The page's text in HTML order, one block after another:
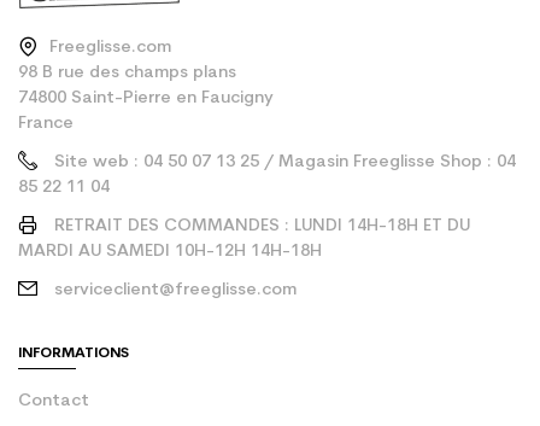
Freeglisse.com
98 B rue des champs plans
74800 Saint-Pierre en Faucigny
France
Site web : 04 50 07 13 25 / Magasin Freeglisse Shop : 04
85 22 11 04
RETRAIT DES COMMANDES : LUNDI 14H-18H ET DU
MARDI AU SAMEDI 10H-12H 14H-18H
serviceclient@freeglisse.com
INFORMATIONS
Contact